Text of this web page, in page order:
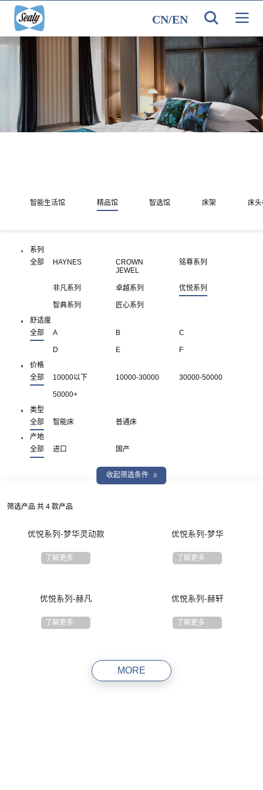
CN/EN
智能生活馆 精品馆 智选馆 床架 床头
系列
全部
HAYNES
CROWN
JEWEL
铭尊系列
非凡系列 卓越系列 优悦系列
智典系列
匠心系列
舒适度
全部
A B C
D E
F
价格
全部
10000以下 10000-30000 30000-50000
50000+
类型
全部
智能床
普通床
产地
全部
进口 国产
收起筛选条件
筛选产品 共 4 款产品
优悦系列-梦华灵动款
了解更多
优悦系列-梦华
了解更多
优悦系列-赫凡
了解更多
优悦系列-赫轩
了解更多
MORE